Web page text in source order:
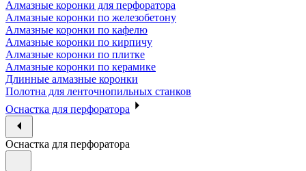
Алмазные коронки для перфоратора
Алмазные коронки по железобетону
Алмазные коронки по кафелю
Алмазные коронки по кирпичу
Алмазные коронки по плитке
Алмазные коронки по керамике
Длинные алмазные коронки
Полотна для ленточнопильных станков
Оснастка для перфоратора
Оснастка для перфоратора